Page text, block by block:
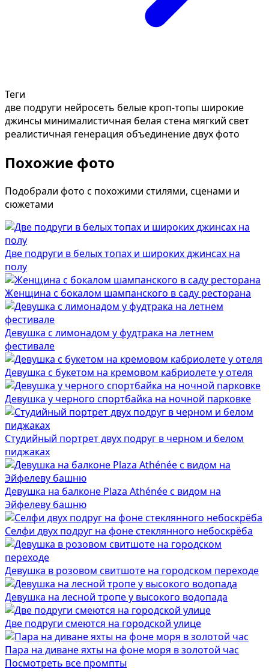
Теги
две подруги нейросеть белые кроп-топы широкие
джинсы минималистичная белая стена мягкий свет
реалистичная генерация объединение двух фото
Похожие фото
Подобрали фото с похожими стилями, сценами и
сюжетами
Две подруги в белых топах и широких джинсах на
полу
Женщина с бокалом шампанского в саду ресторана
Девушка с лимонадом у фудтрака на летнем
фестивале
Девушка с букетом на кремовом кабриолете у отеля
Девушка у черного спортбайка на ночной парковке
Студийный портрет двух подруг в черном и белом
пиджаках
Девушка на балконе Plaza Athénée с видом на
Эйфелеву башню
Селфи двух подруг на фоне стеклянного небоскрёба
Девушка в розовом свитшоте на городском переходе
Девушка на лесной тропе у высокого водопада
Две подруги смеются на городской улице
Пара на диване яхты на фоне моря в золотой час
Посмотреть все промпты